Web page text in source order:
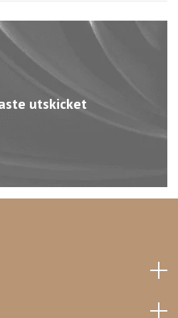
utskicket